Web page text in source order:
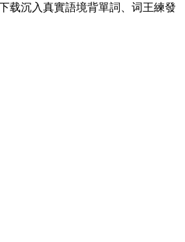
载沉入真實語境背單詞、词王練發